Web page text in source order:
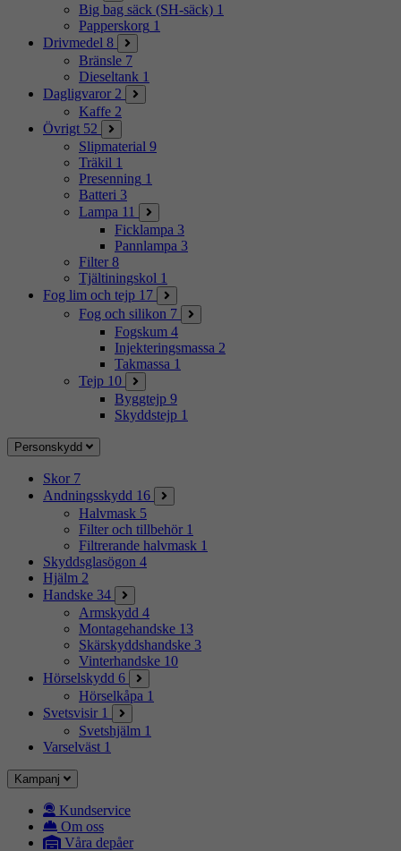
Big bag säck (SH-säck) 1
Papperskorg 1
Drivmedel 8
Bränsle 7
Dieseltank 1
Dagligvaror 2
Kaffe 2
Övrigt 52
Slipmaterial 9
Träkil 1
Presenning 1
Batteri 3
Lampa 11
Ficklampa 3
Pannlampa 3
Filter 8
Tjältiningskol 1
Fog lim och tejp 17
Fog och silikon 7
Fogskum 4
Injekteringsmassa 2
Takmassa 1
Tejp 10
Byggtejp 9
Skyddstejp 1
Personskydd
Skor 7
Andningsskydd 16
Halvmask 5
Filter och tillbehör 1
Filtrerande halvmask 1
Skyddsglasögon 4
Hjälm 2
Handske 34
Armskydd 4
Montagehandske 13
Skärskyddshandske 3
Vinterhandske 10
Hörselskydd 6
Hörselkåpa 1
Svetsvisir 1
Svetshjälm 1
Varselväst 1
Kampanj
Kundservice
Om oss
Våra depåer